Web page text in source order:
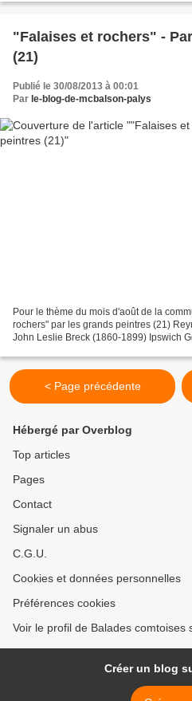
"Falaises et rochers" -
(21)
Publié le 30/08/2013 à 00:01
Par le-blog-de-mcbalson-palys
Pour le thème du mois d'août de la
rochers" par les grands peintres (21)
John Leslie Breck (1860-1899) Ipswich
< Page précédente
Hébergé par Overblog
Top articles
Pages
Contact
Signaler un abus
C.G.U.
Cookies et données personnelles
Préférences cookies
Voir le profil de Balades comtoises
Créer un blog